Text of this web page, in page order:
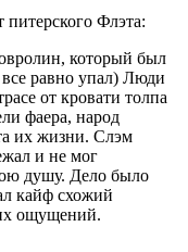
Флэта:
который был
равно упал) Люди
от кровати толпа
фаера, народ
их жизни. Слэм
и не мог
душу. Дело было
кайф схожий
ощущений.